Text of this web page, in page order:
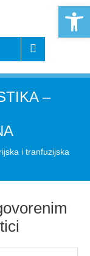
–
i tranfuzijska